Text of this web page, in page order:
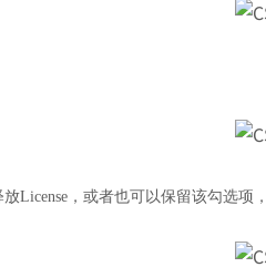
放License，或者也可以保留该勾选